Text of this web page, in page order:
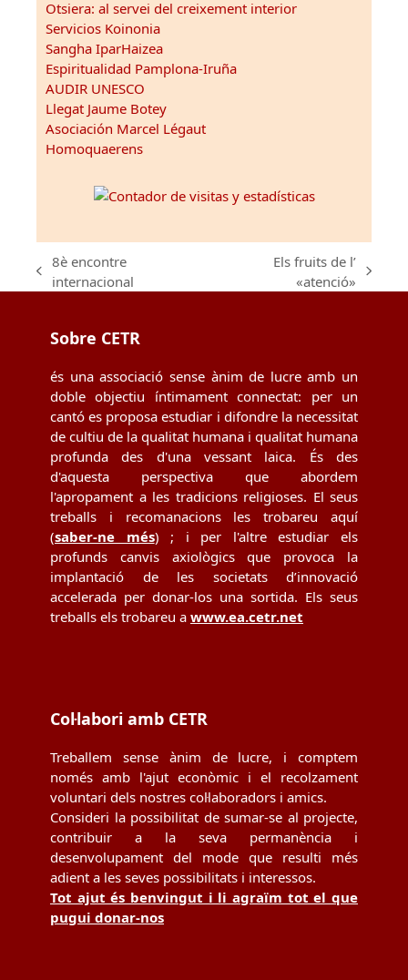
Otsiera: al servei del creixement interior
Servicios Koinonia
Sangha IparHaizea
Espiritualidad Pamplona-Iruña
AUDIR UNESCO
Llegat Jaume Botey
Asociación Marcel Légaut
Homoquaerens
previous
8è encontre
internacional
Els fruits de l’
«atenció»
Sobre CETR
és una associació sense ànim de lucre amb un
doble objectiu íntimament connectat: per un
cantó es proposa estudiar i difondre la necessitat
de cultiu de la qualitat humana i qualitat humana
profunda des d'una vessant laica. És des
d'aquesta perspectiva que abordem
l'apropament a les tradicions religioses. El seus
treballs i recomanacions les trobareu aquí
(saber-ne més) ; i per l'altre estudiar els
profunds canvis axiològics que provoca la
implantació de les societats d’innovació
accelerada per donar-los una sortida. Els seus
treballs els trobareu a www.ea.cetr.net
Col·labori amb CETR
Treballem sense ànim de lucre, i comptem
només amb l'ajut econòmic i el recolzament
voluntari dels nostres col·laboradors i amics.
Consideri la possibilitat de sumar-se al projecte,
contribuir a la seva permanència i
desenvolupament del mode que resulti més
adient a les seves possibilitats i interessos.
Tot ajut és benvingut i li agraïm tot el que
pugui donar-nos